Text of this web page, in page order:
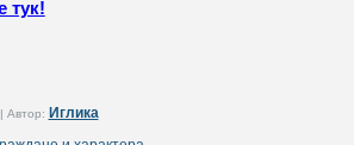
тук!
Автор: Иглика